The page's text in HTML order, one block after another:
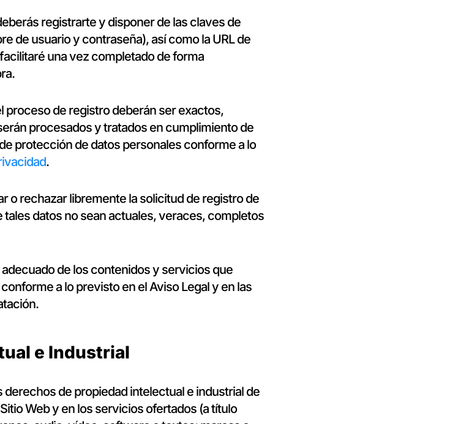
registrarte y disponer de las claves de
de usuario y contraseña), así como la URL de
una vez completado de forma
proceso de registro deberán ser exactos,
procesados y tratados en cumplimiento de
protección de datos personales conforme a lo
.
o rechazar libremente la solicitud de registro de
datos no sean actuales, veraces, completos
de los contenidos y servicios que
a lo previsto en el Aviso Legal y en las
e Industrial
derechos de propiedad intelectual e industrial de
Web y en los servicios ofertados (a título